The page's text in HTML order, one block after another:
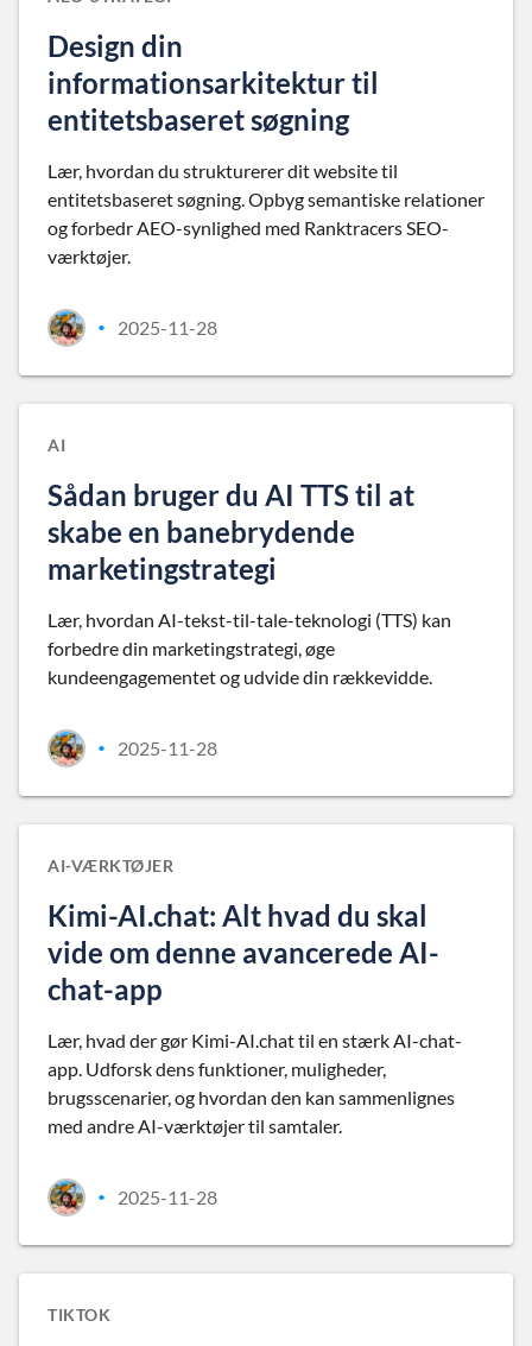
Design din
informationsarkitektur til
entitetsbaseret søgning
Lær, hvordan du strukturerer dit website til
entitetsbaseret søgning. Opbyg semantiske relationer
og forbedr AEO-synlighed med Ranktracers SEO-
værktøjer.
• 2025-11-28
AI
Sådan bruger du AI TTS til at
skabe en banebrydende
marketingstrategi
Lær, hvordan AI-tekst-til-tale-teknologi (TTS) kan
forbedre din marketingstrategi, øge
kundeengagementet og udvide din rækkevidde.
• 2025-11-28
AI-VÆRKTØJER
Kimi-AI.chat: Alt hvad du skal
vide om denne avancerede AI-
chat-app
Lær, hvad der gør Kimi-AI.chat til en stærk AI-chat-
app. Udforsk dens funktioner, muligheder,
brugsscenarier, og hvordan den kan sammenlignes
med andre AI-værktøjer til samtaler.
• 2025-11-28
TIKTOK